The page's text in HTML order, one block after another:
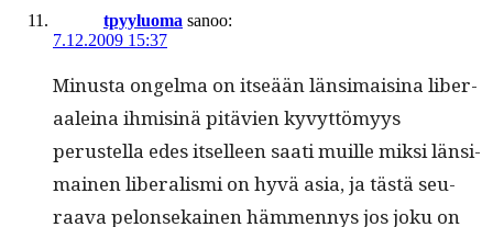
tpyyluoma sanoo:
7.12.2009 15:37
Minus­ta ongel­ma on itseään län­si­maisi­na lib­er­
aaleina ihmis­inä pitävien kyvyt­tömyys
perustel­la edes itselleen saati muille mik­si län­si­
mainen lib­er­al­is­mi on hyvä asia, ja tästä seu­
raa­va pelon­sekainen häm­men­nys jos joku on